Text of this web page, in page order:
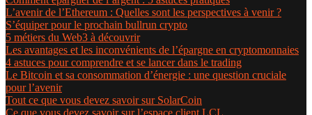
L’avenir de l’Ethereum : Quelles sont les perspectives à venir ?
S’équiper pour le prochain bullrun crypto
5 métiers du Web3 à découvrir
Les avantages et les inconvénients de l’épargne en cryptomonnaies
4 astuces pour comprendre et se lancer dans le trading
Le Bitcoin et sa consommation d’énergie : une question cruciale
pour l’avenir
Tout ce que vous devez savoir sur SolarCoin
Ce que vous devez savoir sur l’espace client LCL